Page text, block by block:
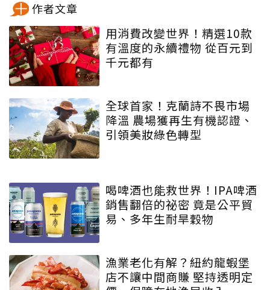
作者文章
用消費改變世界！精選10款
有溫度的永續禮物 從百元到
千元都有
全球首家！克蘭詩不畏市場
降溫 農場獲再生有機認證、
引領美妝綠色轉型
喝啤酒也能救世界！IPA啤酒
銷售翻倍的祕密 竟是公平貿
易、多年生耐旱穀物
漁業老化有解？紐約龍蝦堡
店不讓中間商賺 堅持透明定